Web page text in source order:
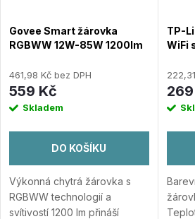
Govee Smart žárovka
RGBWW 12W-85W 1200lm
461,98 Kč bez DPH
559 Kč
Skladem
DO KOŠÍKU
Výkonná chytrá žárovka s
RGBWW technologií a
svítivostí 1200 lm přináší
TP-
WiFi